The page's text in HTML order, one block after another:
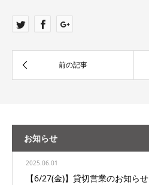
お知らせ
2025.06.01
【6/27(金)】貸切営業のお知らせ